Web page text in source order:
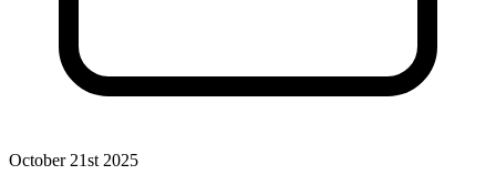
October 21st 2025